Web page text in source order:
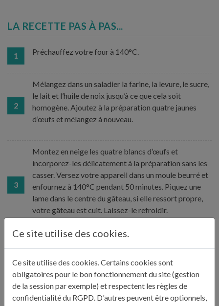
LA RECETTE PAS À PAS...
1 Préchauffez votre four à 140°C.
2
Mélangez dans un saladier la farine, la levure, le sucre,
le lait et l’huile de noix jusqu’à ce que cela soit
homogène. Ajoutez à la préparation quatre jaunes
d’œufs et mélangez à nouveau.
3
Montez en neige les quatre blancs d’œufs et
incorporez-les délicatement à la préparation sans les
casser. Versez votre appareil dans un moule beurré et
enfournez à 140°C pendant 50 minutes. Piquez une
lame dans le centre du gâteau, si elle ressort propre,
votre gâteau est cuit. Laissez-le refroidir.
4
Dans un saladier, mélangez le sucre, la farine et la
fécule de maïs et ajoutez trois jaunes d’œufs. Le
Ce site utilise des cookies.
Ce site utilise des cookies. Certains cookies sont
obligatoires pour le bon fonctionnement du site (gestion
de la session par exemple) et respectent les règles de
confidentialité du RGPD. D'autres peuvent être optionnels,